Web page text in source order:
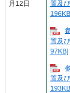
月12日
置及
置及
97KB]
置及